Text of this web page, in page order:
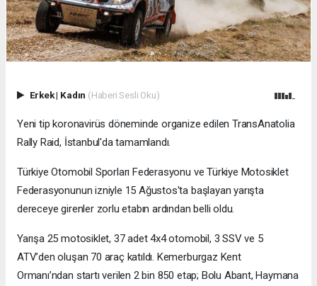
Erkek| Kadın (Haberi Sesli Oku)
Yeni tip koronavirüs döneminde organize edilen TransAnatolia
Rally Raid, İstanbul'da tamamlandı.
Türkiye Otomobil Sporları Federasyonu ve Türkiye Motosiklet
Federasyonunun izniyle 15 Ağustos'ta başlayan yarışta
dereceye girenler zorlu etabın ardından belli oldu.
Yarışa 25 motosiklet, 37 adet 4x4 otomobil, 3 SSV ve 5
ATV’den oluşan 70 araç katıldı. Kemerburgaz Kent
Ormanı’ndan startı verilen 2 bin 850 etap; Bolu Abant, Haymana